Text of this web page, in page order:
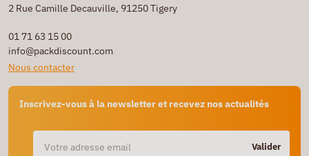
2 Rue Camille Decauville, 91250 Tigery
01 71 63 15 00
info@packdiscount.com
Nous contacter
Inscrivez-vous à la newsletter et recevez nos actualités
Valider